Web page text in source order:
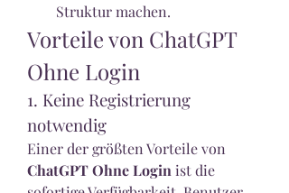
Struktur machen.
Vorteile von ChatGPT
Ohne Login
1. Keine Registrierung
notwendig
ChatGPT Ohne Login ist die